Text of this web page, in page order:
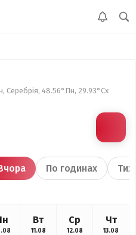
Серебрія, 48.56°Пн, 29.93°Сх
По годинах
Вт
11.08
Ср
12.08
Чт
13.08